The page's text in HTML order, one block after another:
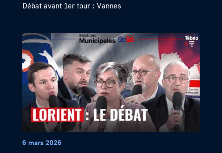
Débat avant 1er tour : Vannes
6 mars 2026